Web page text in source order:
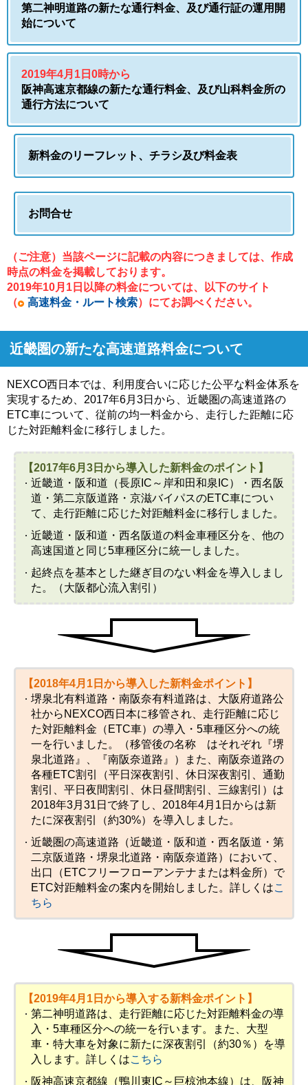
第二神明道路の新たな通行料金、及び通行証の運用開
始について
2019年4月1日0時から
阪神高速京都線の新たな通行料金、及び山科料金所の
通行方法について
新料金のリーフレット、チラシ及び料金表
お問合せ
（ご注意）当該ページに記載の内容につきましては、作成
時点の料金を掲載しております。
2019年10月1日以降の料金については、以下のサイト
（
高速料金・ルート検索）にてお調べください。
近畿圏の新たな高速道路料金について
NEXCO西日本では、利用度合いに応じた公平な料金体系を
実現するため、2017年6月3日から、近畿圏の高速道路の
ETC車について、従前の均一料金から、走行した距離に応
じた対距離料金に移行しました。
【2017年6月3日から導入した新料金のポイント】
近畿道・阪和道（長原IC～岸和田和泉IC）・西名阪
道・第二京阪道路・京滋バイパスのETC車につい
て、走行距離に応じた対距離料金に移行しました。
近畿道・阪和道・西名阪道の料金車種区分を、他の
高速国道と同じ5車種区分に統一しました。
起終点を基本とした継ぎ目のない料金を導入しまし
た。（大阪都心流入割引）
【2018年4月1日から導入した新料金ポイント】
堺泉北有料道路・南阪奈有料道路は、大阪府道路公
社からNEXCO西日本に移管され、走行距離に応じ
た対距離料金（ETC車）の導入・5車種区分への統
一を行いました。（移管後の名称 はそれぞれ『堺
泉北道路』、『南阪奈道路』）また、南阪奈道路の
各種ETC割引（平日深夜割引、休日深夜割引、通勤
割引、平日夜間割引、休日昼間割引、三線割引）は
2018年3月31日で終了し、2018年4月1日からは新
たに深夜割引（約30%）を導入しました。
近畿圏の高速道路（近畿道・阪和道・西名阪道・第
二京阪道路・堺泉北道路・南阪奈道路）において、
出口（ETCフリーフローアンテナまたは料金所）で
ETC対距離料金の案内を開始しました。詳しくはこ
ちら
【2019年4月1日から導入する新料金ポイント】
第二神明道路は、走行距離に応じた対距離料金の導
入・5車種区分への統一を行います。また、大型
車・特大車を対象に新たに深夜割引（約30％）を導
入します。詳しくはこちら
阪神高速京都線（鴨川東IC～巨椋池本線）は、阪神